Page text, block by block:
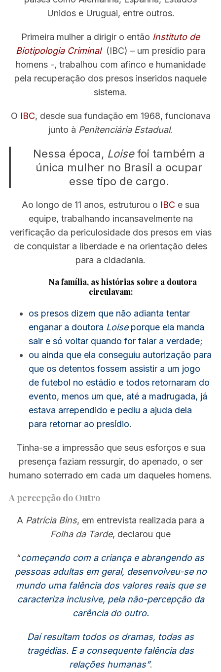
Unidos e Uruguai, entre outros.
Primeira mulher a dirigir o então Instituto de
Biotipologia Criminal(IBC) – um presídio para
homens -, trabalhou com afinco e humanidade
pela recuperação dos presos inseridos naquele
sistema.
O IBC, desde sua fundação em 1968, funcionava
junto à Penitenciária Estadual.
Nessa época, Loisefoi também a
única mulher no Brasil a ocupar
esse tipo de cargo.
Ao longo de 11 anos, estruturou o IBC e sua
equipe, trabalhando incansavelmente na
verificação da periculosidade dos presos em vias
de conquistar a liberdade e na orientação deles
para a cidadania.
Na família, as histórias sobre a doutora
circulavam:
os presos dizem que não adianta tentar
enganar a doutora Loiseporque ela manda
sair e só voltar quando for falar a verdade;
ou ainda que ela conseguiu autorização para
que os detentos fossem assistir a um jogo
de futebol no estádio e todos retornaram do
evento, menos um que, até a madrugada, já
estava arrependido e pediu a ajuda dela
para retornar ao presídio.
Tinha-se a impressão que seus esforços e sua
presença faziam ressurgir, do apenado, o ser
humano soterrado em cada um daqueles homens.
A percepção do Outro
A Patrícia Bins, em entrevista realizada para a
Folha da Tarde, declarou que
“começando com a criança e abrangendo as
pessoas adultas em geral, desenvolveu-se no
mundo uma falência dos valores reais que se
caracteriza inclusive, pela não-percepção da
carência do outro.
Daí resultam todos os dramas, todas as
tragédias. E a consequente falência das
relações humanas”.
S
a
c
: